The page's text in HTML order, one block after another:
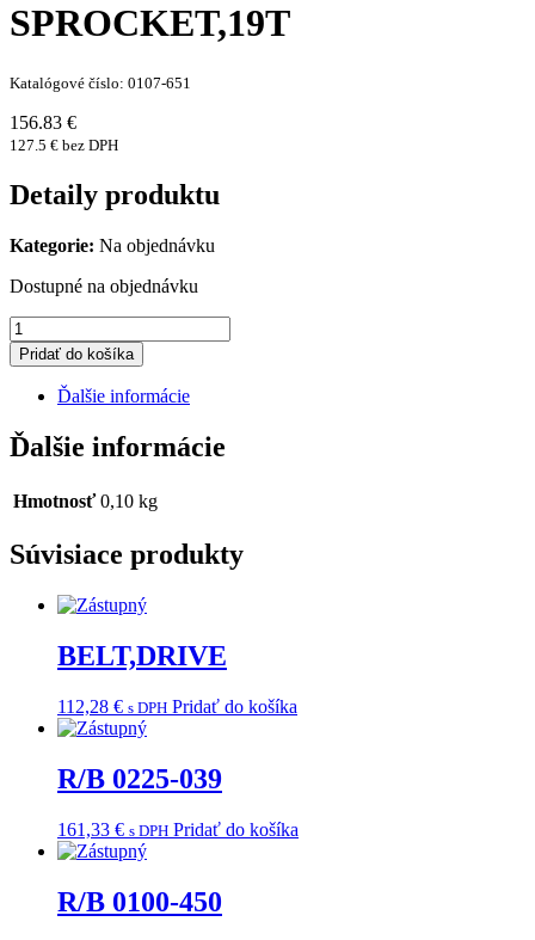
SPROCKET,19T
Katalógové číslo: 0107-651
156.83 €
127.5 € bez DPH
Detaily produktu
Kategorie: Na objednávku
Dostupné na objednávku
množstvo
SPROCKET,19T
Pridať do košíka
Ďalšie informácie
Ďalšie informácie
Hmotnosť 0,10 kg
Súvisiace produkty
BELT,DRIVE
112,28 € s DPH Pridať do košíka
R/B 0225-039
161,33 € s DPH Pridať do košíka
R/B 0100-450